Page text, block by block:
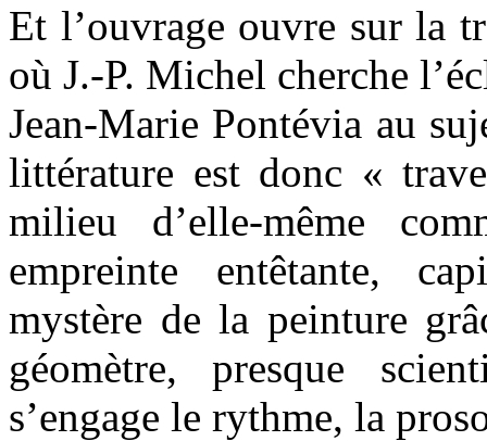
Et l’ouvrage ouvre sur la
où J.-P. Michel cherche
Jean-Marie Pontévia au
littérature est donc «
milieu d’elle-même
empreinte entêtante,
mystère de la peinture
géomètre, presque
s’engage le rythme, la